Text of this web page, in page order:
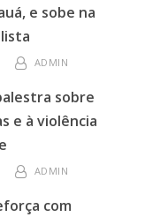
e sobe na
ADMIN
sobre
e à violência
ADMIN
com